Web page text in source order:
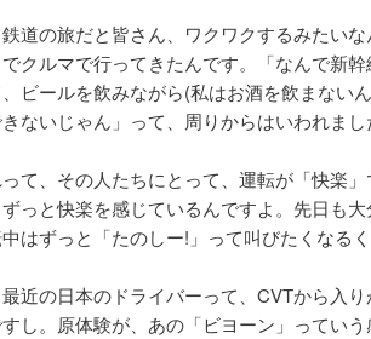
道の旅だと皆さん、ワクワクするみたい
クルマで行ってきたんです。「なんで新
ビールを飲みながら(私はお酒を飲まない
ないじゃん」って、周りからはいわれまし
て、その人たちにとって、運転が「快楽
っと快楽を感じているんですよ。先日も大
はずっと「たのしー!」って叫びたくなるく
近の日本のドライバーって、CVTから入
し。原体験が、あの「ビヨーン」ってい